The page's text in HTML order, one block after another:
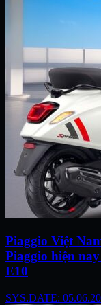
Piaggio Việt
Piaggio hiện
E10
SYS.DATE: